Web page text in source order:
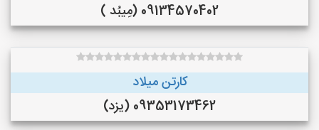
09134570402 (مِیبُد )
کارتن میلاد
09353173462 (یزد)